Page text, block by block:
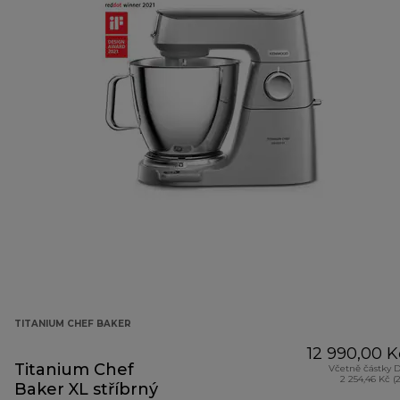
TITANIUM CHEF BAKER
Titanium Chef
Baker XL stříbrný
12 990,00
Včetně částky
2 254,46 Kč